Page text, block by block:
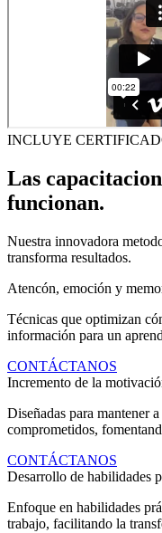
INCLUYE
Las
funcionan.
Nuestra innovadora
transforma resultados.
Atencón, emoción y
Técnicas que optimizan
información para un
CONTÁCTANOS
Incremento de la
Diseñadas para mantener
comprometidos,
CONTÁCTANOS
Desarrollo de habilidades
Enfoque en habilidades
trabajo, facilitando la